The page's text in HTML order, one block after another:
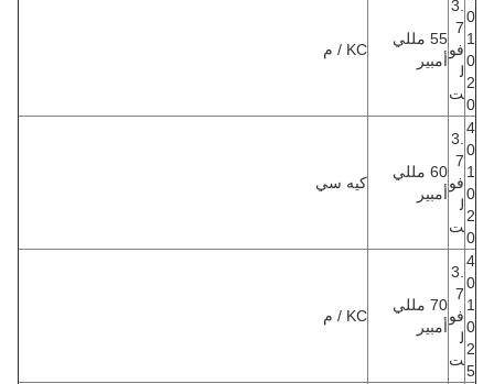
0
1
0
2
0
3.
7
فو
ل
ت
55 مللي
أمبير
KC / م
4
0
1
0
2
0
3.
7
فو
ل
ت
60 مللي
أمبير
كيه سي
4
0
1
0
2
5
3.
7
فو
ل
ت
70 مللي
أمبير
KC / م